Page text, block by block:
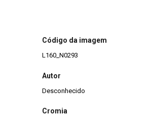
Código da imagem
L160_N0293
Autor
Desconhecido
Cromia